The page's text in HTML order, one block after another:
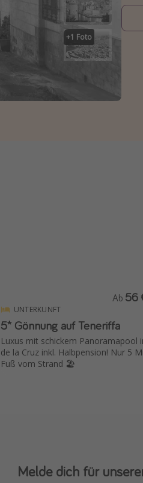
+1 Foto
UNTERKUNFT
5* Gönnung auf Teneriffa
Luxus mit schickem Panoramapool
de la Cruz inkl. Halbpension! Nur 5
Fuß vom Strand 🏖️
Ab 56
Melde dich für
Downloade unsere